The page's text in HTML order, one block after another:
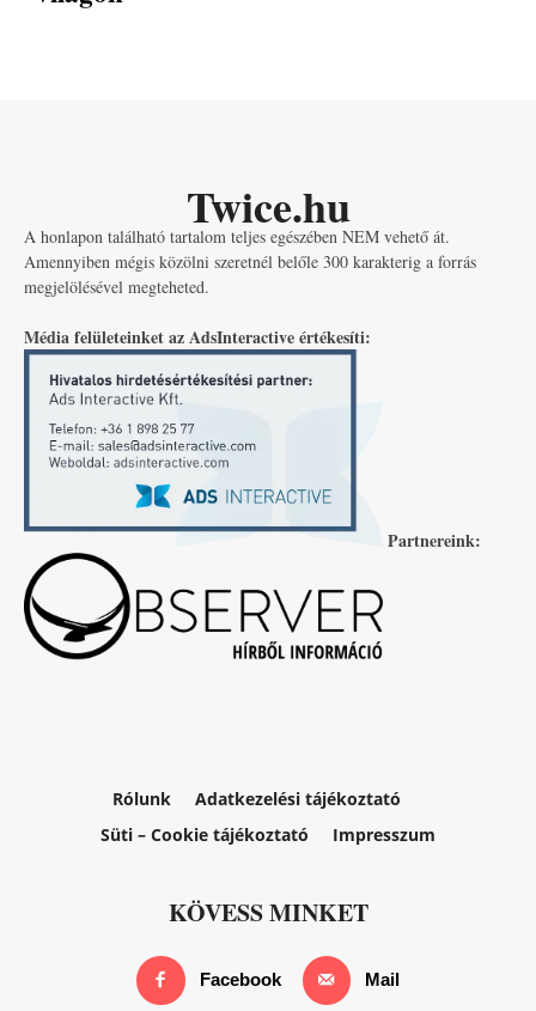
Twice.hu
A honlapon található tartalom teljes egészében NEM vehető át.
Amennyiben mégis közölni szeretnél belőle 300 karakterig a forrás
megjelölésével megteheted.
Média felületeinket az AdsInteractive értékesíti:
Partnereink:
Rólunk
Adatkezelési tájékoztató
Süti – Cookie tájékoztató
Impresszum
KÖVESS MINKET
Facebook Mail